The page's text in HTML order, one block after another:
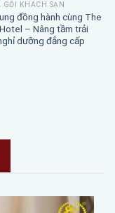
GỐI KHÁCH SẠN
đồng hành cùng The
– Nâng tầm trải
dưỡng đẳng cấp